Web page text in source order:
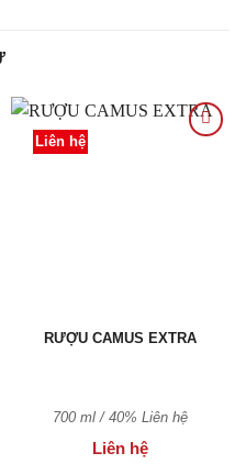
Liên hệ
RƯỢU CAMUS EXTRA
Liên hệ
700 ml / 40% Liên hệ